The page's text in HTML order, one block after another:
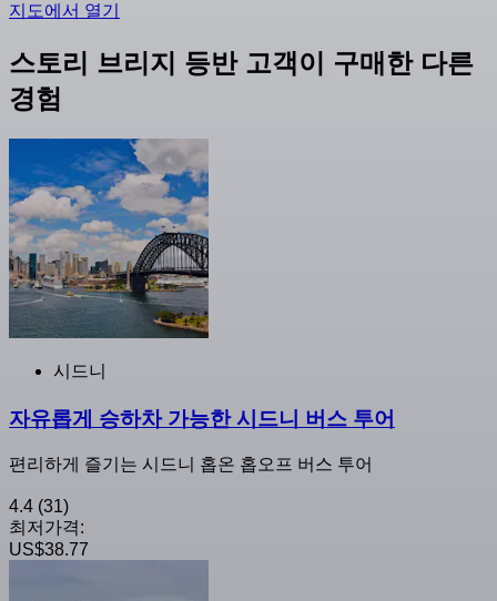
지도에서 열기
스토리 브리지 등반 고객이 구매한 다른
경험
시드니
자유롭게 승하차 가능한 시드니 버스 투어
편리하게 즐기는 시드니 홉온 홉오프 버스 투어
4.4 (31)
최저가격:
US$38.77